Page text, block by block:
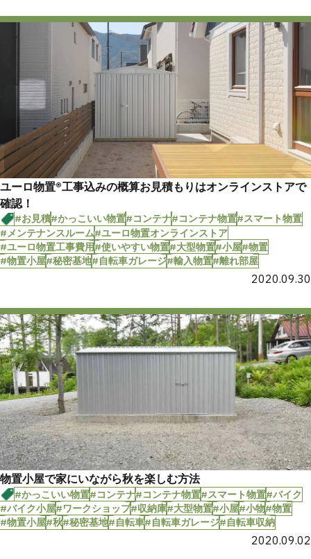
ユーロ物置®︎工事込みの概算お見積もりはオンラインストアで
確認！
#お見積#かっこいい物置#コンテナ#コンテナ物置#スマート物置
#メンテナンスルーム#ユーロ物置オンラインストア
#ユーロ物置工事費用#使いやすい物置#大型物置#小屋#物置
#物置小屋#秘密基地#自転車ガレージ#輸入物置#離れ部屋
2020.09.30
物置小屋で家にいながら秋を楽しむ方法
#かっこいい物置#コンテナ#コンテナ物置#スマート物置#バイク
#バイク小屋#ワークショップ#収納庫#大型物置#小屋#小物#物置
#物置小屋#秋#秘密基地#自転車#自転車ガレージ#自転車収納
2020.09.02